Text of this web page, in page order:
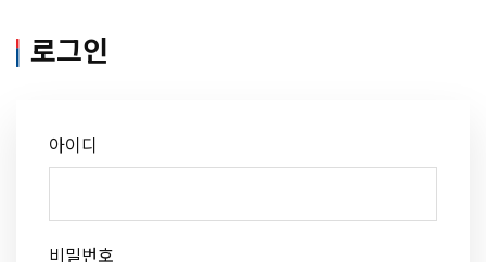
로그인
아이디
비밀번호